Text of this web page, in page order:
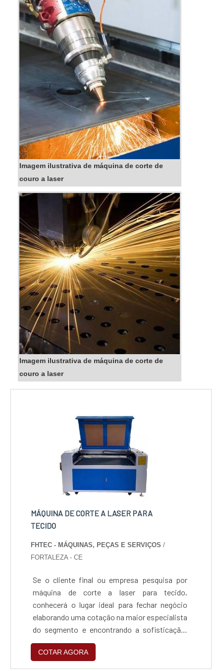
acessível em uma empresa que preza pela
segurança, encontra na internet a SN indús...
Imagem ilustrativa de máquina de corte de
couro a laser
Imagem ilustrativa de máquina de corte de
couro a laser
MÁQUINA DE CORTE A LASER PARA
TECIDO
FHTEC - MÁQUINAS, PEÇAS E SERVIÇOS /
FORTALEZA - CE
Se o cliente final ou empresa pesquisa por
máquina de corte a laser para tecido,
conhecerá o lugar ideal para fechar negócio
elaborando uma cotação na maior especialista
do segmento e encontrando a sofisticação,
qualidade e preço justo em um só lugar.MAIS
INFORMAÇÕES SOBRE A MÁQUINA DE CORTE
A LASER PARA TECIDOQuem pesquisa na
COTAR AGORA